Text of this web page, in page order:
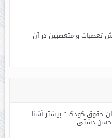
تعصبات و متعصبین در آن
حقوق کودک ” بیشتر آشنا
حسن دشتی